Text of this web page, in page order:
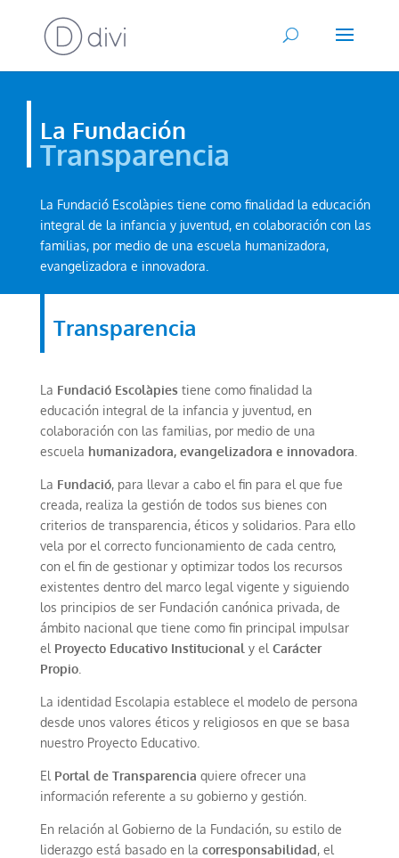
La Fundación
Transparencia
La Fundació Escolàpies tiene como finalidad la educación
integral de la infancia y juventud, en colaboración con las
familias, por medio de una escuela humanizadora,
evangelizadora e innovadora.
Transparencia
La Fundació Escolàpiestiene como finalidad la
educación integral de la infancia y juventud, en
colaboración con las familias, por medio de una
escuela humanizadora, evangelizadora e innovadora
La Fundació, para llevar a cabo el fin para el que fue
creada, realiza la gestión de todos sus bienes con
criterios de transparencia, éticos y solidarios. Para ello
vela por el correcto funcionamiento de cada centro,
con el fin de gestionar y optimizar todos los recursos
existentes dentro del marco legal vigente y siguiendo
los principios de ser Fundación canónica privada, de
ámbito nacional que tiene como fin principal impulsar
el Proyecto Educativo Institucional y el Carácter
Propio.
La identidad Escolapia establece el modelo de persona
desde unos valores éticos y religiosos en que se basa
nuestro Proyecto Educativo.
El Portal de Transparencia quiere ofrecer una
información referente a su gobierno y gestión.
En relación al Gobierno de la Fundación, su estilo de
liderazgo está basado en la corresponsabilidad, el